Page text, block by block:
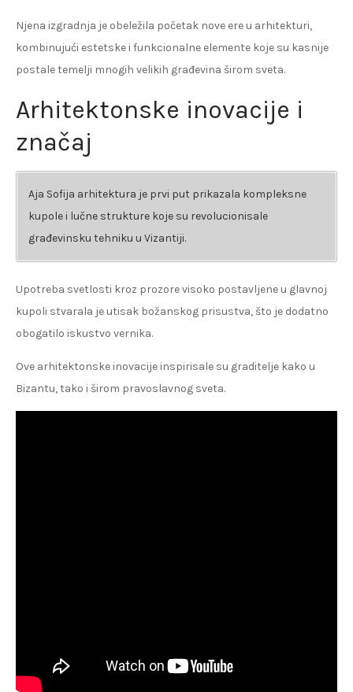
Njena izgradnja je obeležila početak nove ere u arhitekturi,
kombinujući estetske i funkcionalne elemente koje su kasnije
postale temelji mnogih velikih građevina širom sveta.
Arhitektonske inovacije i
značaj
Aja Sofija arhitektura je prvi put prikazala kompleksne
kupole i lučne strukture koje su revolucionisale
građevinsku tehniku u Vizantiji.
Upotreba svetlosti kroz prozore visoko postavljene u glavnoj
kupoli stvarala je utisak božanskog prisustva, što je dodatno
obogatilo iskustvo vernika.
Ove arhitektonske inovacije inspirisale su graditelje kako u
Bizantu, tako i širom pravoslavnog sveta.